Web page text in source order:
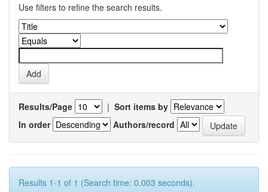
Use filters to refine the search results.
Results/Page | Sort items by
In order
Authors/record
Results 1-1 of 1 (Search time: 0.003 seconds).